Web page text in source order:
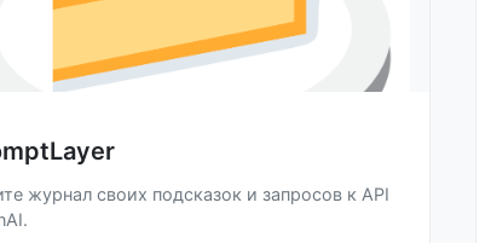
журнал своих подсказок и запросов к API